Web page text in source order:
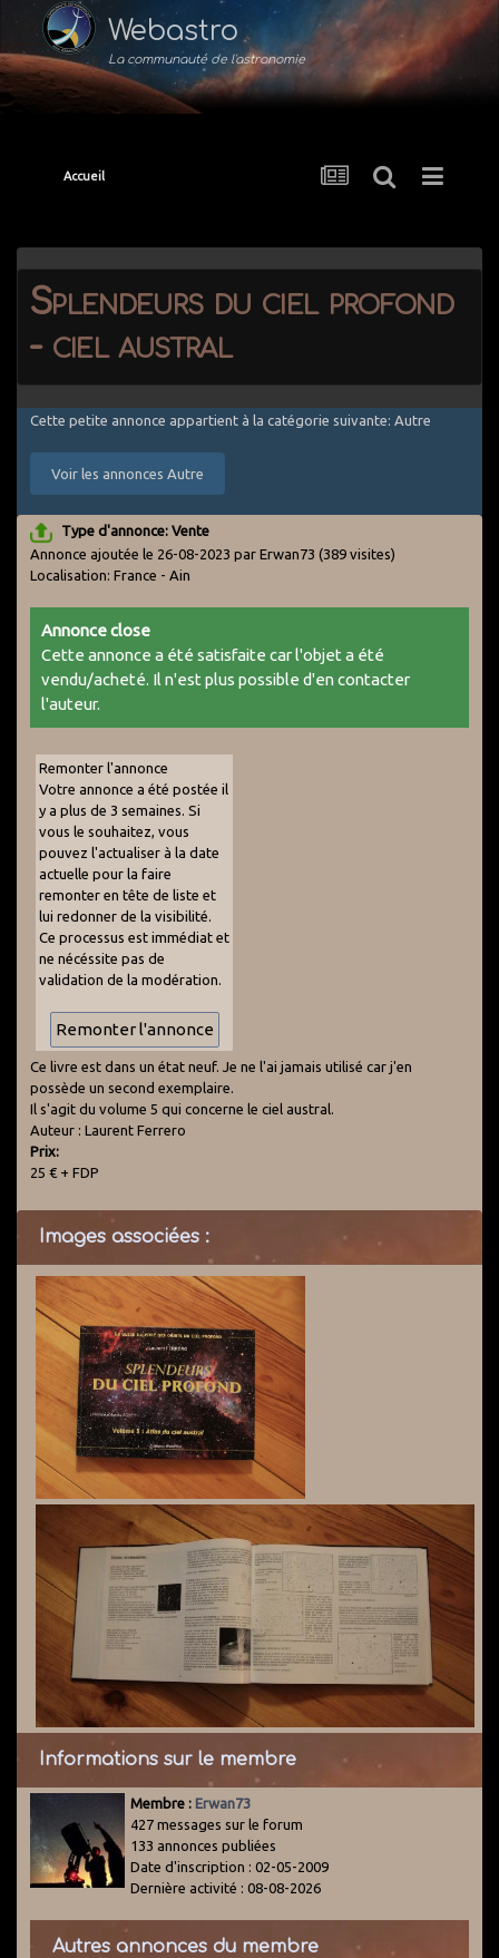
Webastro
La communauté de l'astronomie
Accueil
Splendeurs du ciel profond
- ciel austral
Cette petite annonce appartient à la catégorie suivante: Autre
Voir les annonces Autre
Type d'annonce: Vente
Annonce ajoutée le 26-08-2023 par Erwan73 (389 visites)
Localisation: France - Ain
Annonce close
Cette annonce a été satisfaite car l'objet a été
vendu/acheté. Il n'est plus possible d'en contacter
l'auteur.
Remonter l'annonce
Votre annonce a été postée il
y a plus de 3 semaines. Si
vous le souhaitez, vous
pouvez l'actualiser à la date
actuelle pour la faire
remonter en tête de liste et
lui redonner de la visibilité.
Ce processus est immédiat et
ne nécéssite pas de
validation de la modération.
Ce livre est dans un état neuf. Je ne l'ai jamais utilisé car j'en
possède un second exemplaire.
Il s'agit du volume 5 qui concerne le ciel austral.
Auteur : Laurent Ferrero
Prix:
25 € + FDP
Images associées :
Informations sur le membre
Membre : Erwan73
427 messages sur le forum
133 annonces publiées
Date d'inscription : 02-05-2009
Dernière activité : 08-08-2026
Autres annonces du membre